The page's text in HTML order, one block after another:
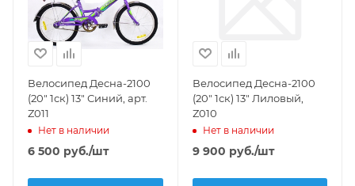
Велосипед Десна-2100
(20" 1ск) 13" Синий, арт.
Z011
Нет в наличии
6 500 руб./шт
Велосипед Десна-2100
(20" 1ск) 13" Лиловый,
Z010
Нет в наличии
9 900 руб./шт